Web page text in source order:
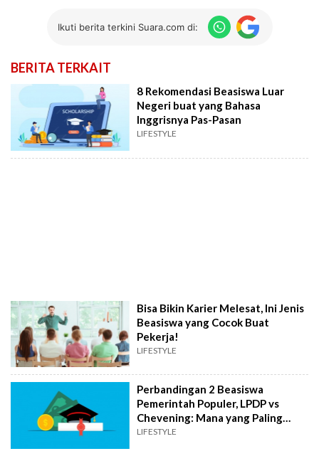
Ikuti berita terkini Suara.com di:
BERITA TERKAIT
8 Rekomendasi Beasiswa Luar
Negeri buat yang Bahasa
Inggrisnya Pas-Pasan
LIFESTYLE
Bisa Bikin Karier Melesat, Ini Jenis
Beasiswa yang Cocok Buat
Pekerja!
LIFESTYLE
Perbandingan 2 Beasiswa
Pemerintah Populer, LPDP vs
Chevening: Mana yang Paling
Banyak Benefit-nya?
LIFESTYLE